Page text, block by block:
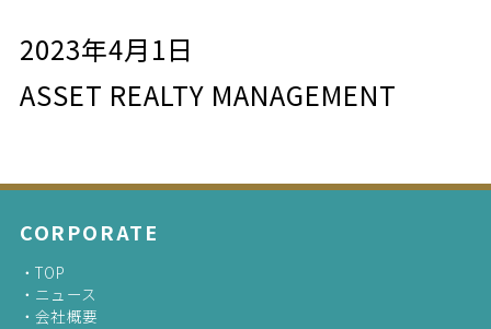
2023年4月1日
ASSET REALTY MANAGEMENT
CORPORATE
TOP
ニュース
会社概要